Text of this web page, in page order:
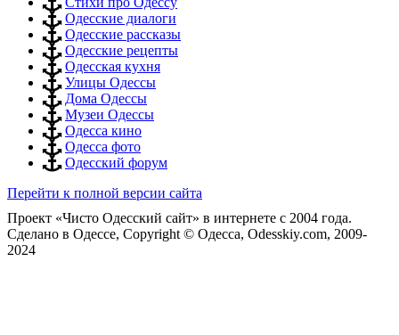
Одесские диалоги
Одесские рассказы
Одесские рецепты
Одесская кухня
Улицы Одессы
Дома Одессы
Музеи Одессы
Одесса кино
Одесса фото
Одесский форум
Перейти к полной версии сайта
Проект «Чисто Одесский сайт» в интернете с 2004 года.
Сделано в Одессе, Copyright © Одесса, Odesskiy.com, 2009-
2024